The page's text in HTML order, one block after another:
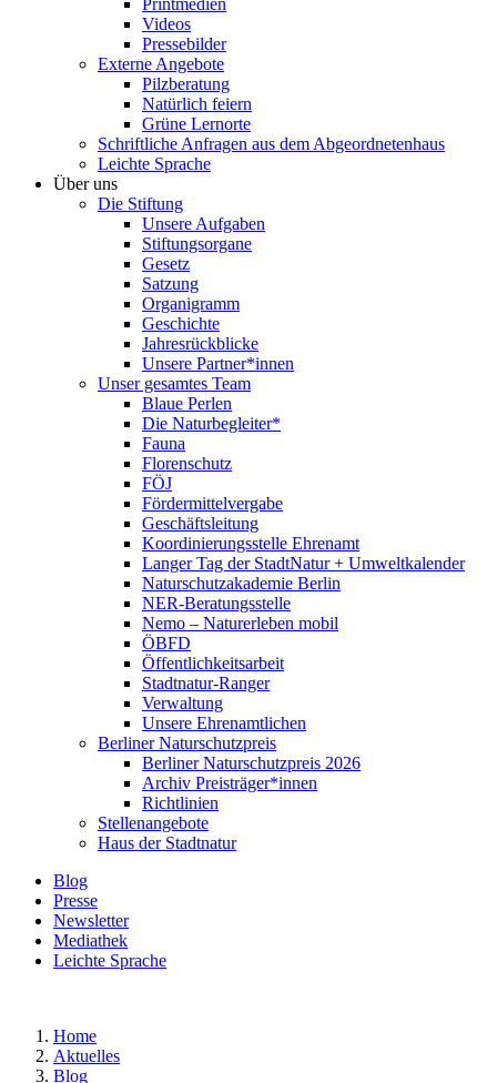
Printmedien
Videos
Pressebilder
Externe Angebote
Pilzberatung
Natürlich feiern
Grüne Lernorte
Schriftliche Anfragen aus dem Abgeordnetenhaus
Leichte Sprache
Über uns
Die Stiftung
Unsere Aufgaben
Stiftungsorgane
Gesetz
Satzung
Organigramm
Geschichte
Jahresrückblicke
Unsere Partner*innen
Unser gesamtes Team
Blaue Perlen
Die Naturbegleiter*
Fauna
Florenschutz
FÖJ
Fördermittelvergabe
Geschäftsleitung
Koordinierungsstelle Ehrenamt
Langer Tag der StadtNatur + Umweltkalender
Naturschutzakademie Berlin
NER-Beratungsstelle
Nemo – Naturerleben mobil
ÖBFD
Öffentlichkeitsarbeit
Stadtnatur-Ranger
Verwaltung
Unsere Ehrenamtlichen
Berliner Naturschutzpreis
Berliner Naturschutzpreis 2026
Archiv Preisträger*innen
Richtlinien
Stellenangebote
Haus der Stadtnatur
Blog
Presse
Newsletter
Mediathek
Leichte Sprache
Home
Aktuelles
Blog